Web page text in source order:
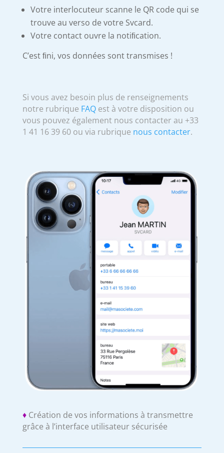
Votre interlocuteur scanne le QR code qui se
trouve au verso de votre Svcard.
Votre contact ouvre la notiﬁcation.
C’est ﬁni, vos données sont transmises !
Si vous avez besoin plus de renseignements
notre rubrique FAQest à votre disposition ou
vous pouvez également nous contacter au +33
1 41 16 39 60 ou via rubrique nous contacter.
♦Création de vos informations à transmettre
grâce à l’interface utilisateur sécurisée